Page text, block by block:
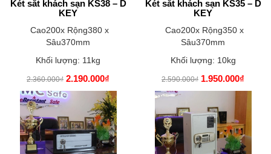
Két sắt khách sạn KS38 – D
KEY
Cao200x Rộng380 x
Sâu370mm
Khối lượng: 11kg
2.360.000₫ 2.190.000₫
Két sắt khách sạn KS35 – D
KEY
Cao200x Rộng350 x
Sâu370mm
Khối lượng: 10kg
2.590.000₫ 1.950.000₫